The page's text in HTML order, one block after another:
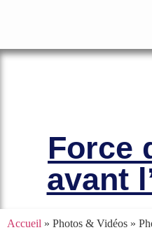
Force
avant
Accueil » Photos & Vidéos »